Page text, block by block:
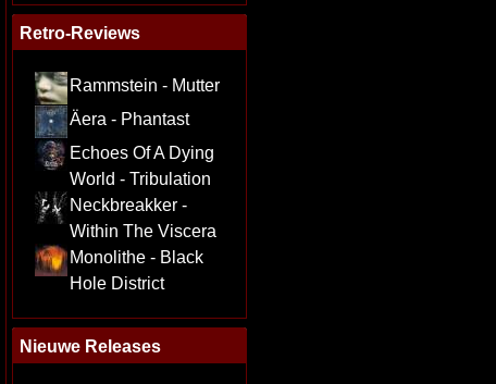
Retro-Reviews
Rammstein - Mutter
Äera - Phantast
Echoes Of A Dying
World - Tribulation
Neckbreakker -
Within The Viscera
Monolithe - Black
Hole District
Nieuwe Releases